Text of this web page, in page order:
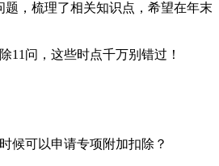
，梳理了相关知识点，希望在年末
候可以申请专项附加扣除？